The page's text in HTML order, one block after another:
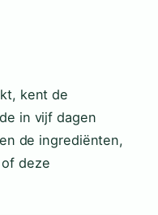
kent de
in vijf dagen
de ingrediënten,
deze